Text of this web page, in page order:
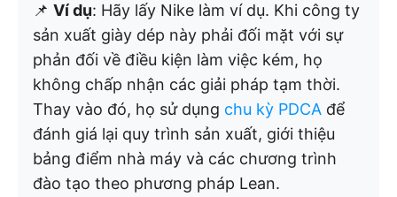
📌 Ví dụ: Hãy lấy Nike làm ví dụ. Khi công ty
sản xuất giày dép này phải đối mặt với sự
phản đối về điều kiện làm việc kém, họ
không chấp nhận các giải pháp tạm thời.
Thay vào đó, họ sử dụng chu kỳ PDCA để
đánh giá lại quy trình sản xuất, giới thiệu
bảng điểm nhà máy và các chương trình
đào tạo theo phương pháp Lean.